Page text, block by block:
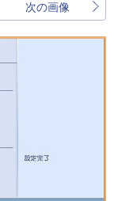
次の画像